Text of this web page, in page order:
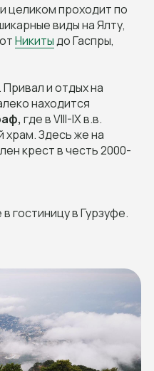
целиком проходит по
виды на Ялту,
Никитыдо Гаспры,
и отдых на
находится
где в VIII-IX в.в.
храм. Здесь же на
крест в честь 2000-
гостиницу в Гурзуфе.